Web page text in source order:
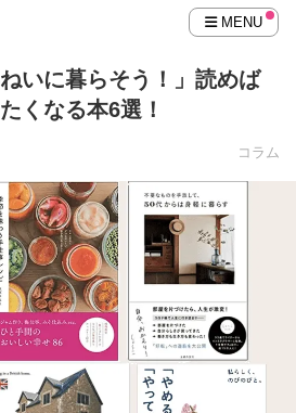
MENU
いに暮らそう！」読めば
くなる本6選！
コラム